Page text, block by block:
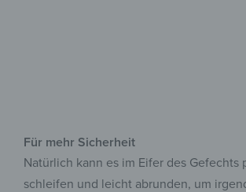
Für mehr Sicherheit
Natürlich kann es im Eifer des
schleifen und leicht abrunden, um